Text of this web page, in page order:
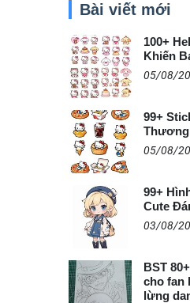
Bài viết mới
100+
Khiến
05/08/
99+
Thương
05/08/
99+
Cute
03/08/
BST
cho fan
lừng